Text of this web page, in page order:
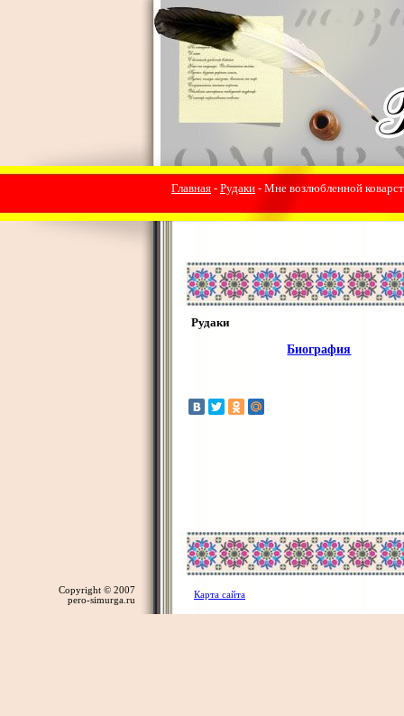
Главная - Рудаки - Мне возлюбленной
Рудаки
Биография
Copyright © 2007
pero-simurga.ru
Карта сайта